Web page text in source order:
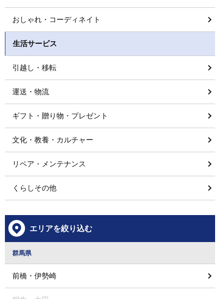
おしゃれ・コーディネイト
生活サービス
引越し・移転
運送・物流
ギフト・贈り物・プレゼント
文化・教養・カルチャー
リペア・メンテナンス
くらしその他
エリアを絞り込む
群馬県
前橋・伊勢崎